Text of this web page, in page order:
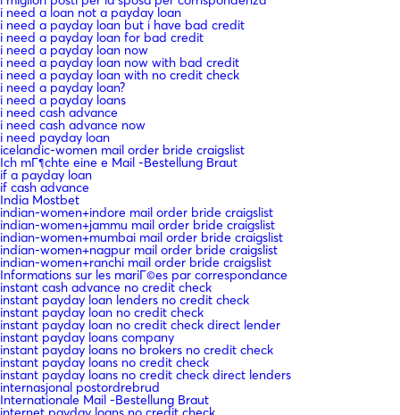
i need a loan not a payday loan
i need a payday loan but i have bad credit
i need a payday loan for bad credit
i need a payday loan now
i need a payday loan now with bad credit
i need a payday loan with no credit check
i need a payday loan?
i need a payday loans
i need cash advance
i need cash advance now
i need payday loan
icelandic-women mail order bride craigslist
Ich mГ¶chte eine e Mail -Bestellung Braut
if a payday loan
if cash advance
India Mostbet
indian-women+indore mail order bride craigslist
indian-women+jammu mail order bride craigslist
indian-women+mumbai mail order bride craigslist
indian-women+nagpur mail order bride craigslist
indian-women+ranchi mail order bride craigslist
Informations sur les mariГ©es par correspondance
instant cash advance no credit check
instant payday loan lenders no credit check
instant payday loan no credit check
instant payday loan no credit check direct lender
instant payday loans company
instant payday loans no brokers no credit check
instant payday loans no credit check
instant payday loans no credit check direct lenders
internasjonal postordrebrud
Internationale Mail -Bestellung Braut